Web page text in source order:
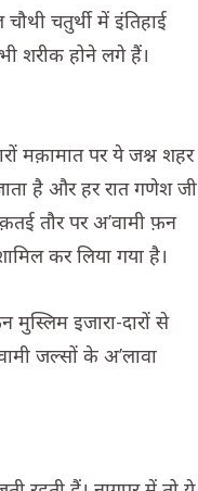
चतुर्थी में इंतिहाई
शरीक होने लगे हैं।
मक़ामात पर ये जश्न शहर
है और हर रात गणेश जी
तौर पर अ’वामी फ़न
कर लिया गया है।
इजारा-दारों से
जल्सों के अ’लावा